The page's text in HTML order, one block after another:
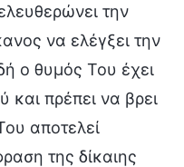
την
να ελέγξει την
ο θυμός Του έχει
και πρέπει να βρει
αποτελεί
της δίκαιης